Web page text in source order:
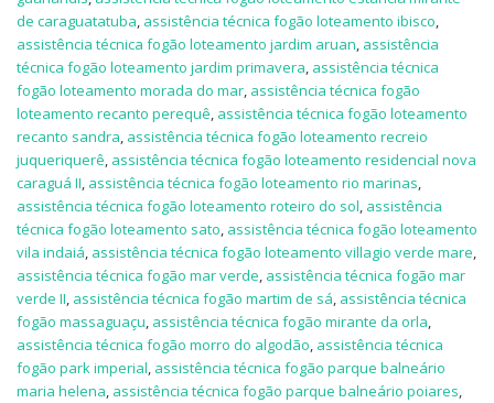
de caraguatatuba, assistência técnica fogão loteamento ibisco,
assistência técnica fogão loteamento jardim aruan, assistência
técnica fogão loteamento jardim primavera, assistência técnica
fogão loteamento morada do mar, assistência técnica fogão
loteamento recanto perequê, assistência técnica fogão loteamento
recanto sandra, assistência técnica fogão loteamento recreio
juqueriquerê, assistência técnica fogão loteamento residencial nova
caraguá II, assistência técnica fogão loteamento rio marinas,
assistência técnica fogão loteamento roteiro do sol, assistência
técnica fogão loteamento sato, assistência técnica fogão loteamento
vila indaiá, assistência técnica fogão loteamento villagio verde mare,
assistência técnica fogão mar verde, assistência técnica fogão mar
verde II, assistência técnica fogão martim de sá, assistência técnica
fogão massaguaçu, assistência técnica fogão mirante da orla,
assistência técnica fogão morro do algodão, assistência técnica
fogão park imperial, assistência técnica fogão parque balneário
maria helena, assistência técnica fogão parque balneário poiares,